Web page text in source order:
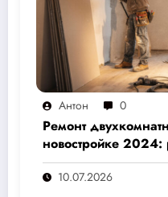
Антон 0
Ремонт
новостройке
скрытые расходы,
назовут подрядчики
10.07.2026